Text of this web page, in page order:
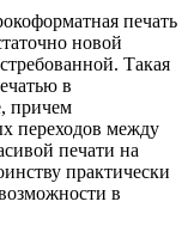
печать
новой
Такая
в
причем
переходов между
печати на
практически
в